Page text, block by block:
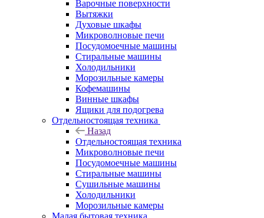
Варочные поверхности
Вытяжки
Духовые шкафы
Микроволновые печи
Посудомоечные машины
Стиральные машины
Холодильники
Морозильные камеры
Кофемашины
Винные шкафы
Ящики для подогрева
Отдельностоящая техника
Назад
Отдельностоящая техника
Микроволновые печи
Посудомоечные машины
Стиральные машины
Сушильные машины
Холодильники
Морозильные камеры
Малая бытовая техника